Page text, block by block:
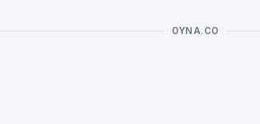
OYNA.CO